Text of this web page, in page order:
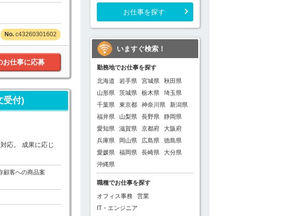
c43260301602
お仕事に応募
受付)
応。 成果に応じ
顧客への商品案
お仕事を探す
いますぐ検索！
勤務地でお仕事を探す
北海道
岩手県 宮城県
秋田県
山形県
茨城県 栃木県
埼玉県
千葉県
東京都 神奈川県
新潟県
福井県
山梨県 長野県
静岡県
愛知県
滋賀県 京都府
大阪府
兵庫県
岡山県 広島県
徳島県
愛媛県
福岡県 長崎県
大分県
沖縄県
職種でお仕事を探す
オフィス事務
営業
IT・エンジニア